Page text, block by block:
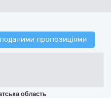
пропозиціями
область